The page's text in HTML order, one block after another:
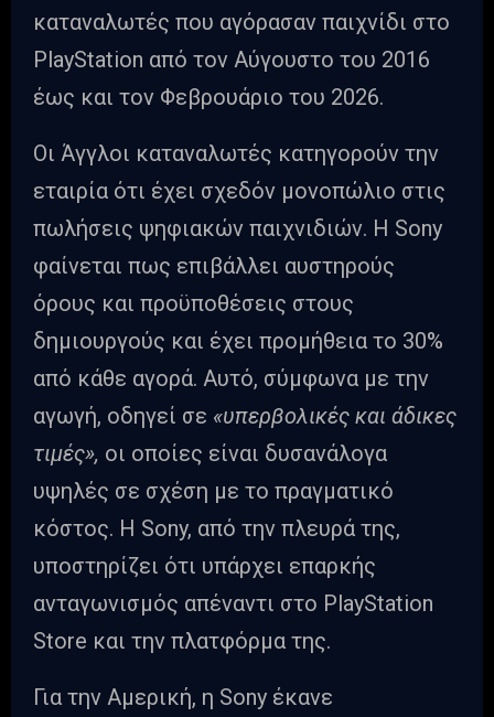
καταναλωτές που αγόρασαν παιχνίδι στο
PlayStation από τον Αύγουστο του 2016
έως και τον Φεβρουάριο του 2026.
Οι Άγγλοι καταναλωτές κατηγορούν την
εταιρία ότι έχει σχεδόν μονοπώλιο στις
πωλήσεις ψηφιακών παιχνιδιών. Η Sony
φαίνεται πως επιβάλλει αυστηρούς
όρους και προϋποθέσεις στους
δημιουργούς και έχει προμήθεια το 30%
από κάθε αγορά. Αυτό, σύμφωνα με την
αγωγή, οδηγεί σε «υπερβολικές και άδικες
τιμές», οι οποίες είναι δυσανάλογα
υψηλές σε σχέση με το πραγματικό
κόστος. Η Sony, από την πλευρά της,
υποστηρίζει ότι υπάρχει επαρκής
ανταγωνισμός απέναντι στο PlayStation
Store και την πλατφόρμα της.
Για την Αμερική, η Sony έκανε